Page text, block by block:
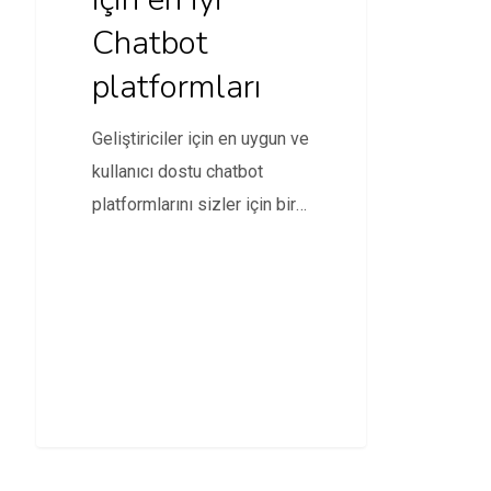
Chatbot
platformları
Geliştiriciler için en uygun ve
kullanıcı dostu chatbot
platformlarını sizler için bir